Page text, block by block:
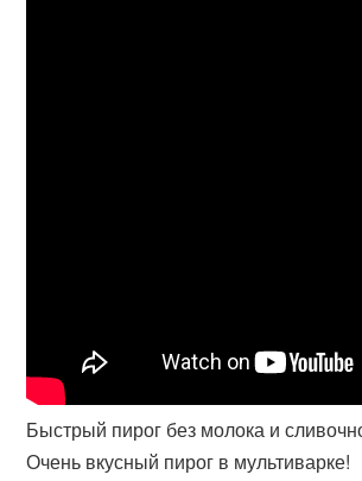
Быстрый пирог без молока и
Очень вкусный пирог в мультиварке!